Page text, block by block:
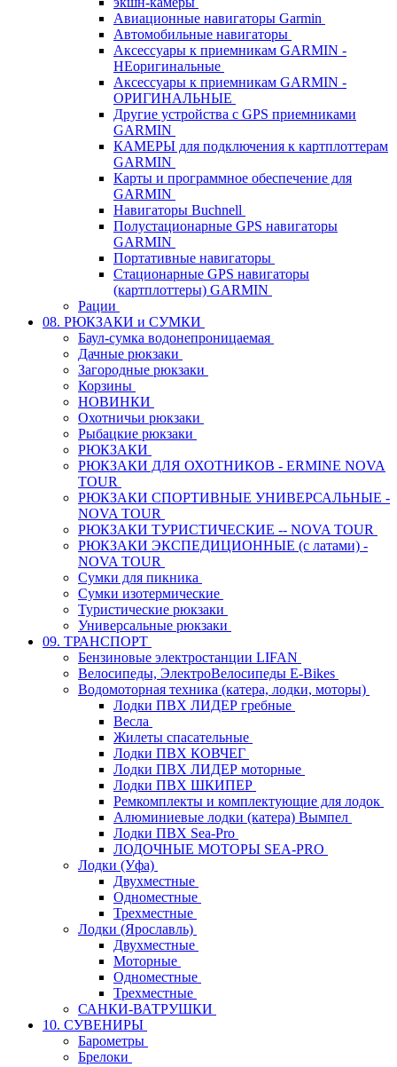
Авиационные навигаторы Garmin
Автомобильные навигаторы
Аксессуары к приемникам GARMIN -
НЕоригинальные
Аксессуары к приемникам GARMIN -
ОРИГИНАЛЬНЫЕ
Другие устройства с GPS приемниками
GARMIN
КАМЕРЫ для подключения к картплоттерам
GARMIN
Карты и программное обеспечение для
GARMIN
Навигаторы Buchnell
Полустационарные GPS навигаторы
GARMIN
Портативные навигаторы
Стационарные GPS навигаторы
(картплоттеры) GARMIN
Рации
08. РЮКЗАКИ и СУМКИ
Баул-сумка водонепроницаемая
Дачные рюкзаки
Загородные рюкзаки
Корзины
НОВИНКИ
Охотничьи рюкзаки
Рыбацкие рюкзаки
РЮКЗАКИ
РЮКЗАКИ ДЛЯ ОХОТНИКОВ - ERMINE NOVA
TOUR
РЮКЗАКИ СПОРТИВНЫЕ УНИВЕРСАЛЬНЫЕ -
NOVA TOUR
РЮКЗАКИ ТУРИСТИЧЕСКИЕ -- NOVA TOUR
РЮКЗАКИ ЭКСПЕДИЦИОННЫЕ (с латами) -
NOVA TOUR
Сумки для пикника
Сумки изотермические
Туристические рюкзаки
Универсальные рюкзаки
09. ТРАНСПОРТ
Бензиновые электростанции LIFAN
Велосипеды, ЭлектроВелосипеды E-Bikes
Водомоторная техника (катера, лодки, моторы)
Лодки ПВХ ЛИДЕР гребные
Весла
Жилеты спасательные
Лодки ПВХ КОВЧЕГ
Лодки ПВХ ЛИДЕР моторные
Лодки ПВХ ШКИПЕР
Ремкомплекты и комплектующие для лодок
Алюминиевые лодки (катера) Вымпел
Лодки ПВХ Sea-Pro
ЛОДОЧНЫЕ МОТОРЫ SEA-PRO
Лодки (Уфа)
Двухместные
Одноместные
Трехместные
Лодки (Ярославль)
Двухместные
Моторные
Одноместные
Трехместные
САНКИ-ВАТРУШКИ
10. СУВЕНИРЫ
Барометры
Брелоки